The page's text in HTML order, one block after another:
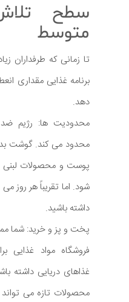
سطح
متوسط
تا زمانی که طرفداران
برنامه غذایی مقداری
دهد.
محدودیت ها: رژیم ضد
محدود می کند. گوشت
پوست و محصولات لبنی
شود. اما تقریباً هر روز
داشته باشید.
پخت و پز و خرید: شما
فروشگاه مواد غذایی
غذاهای دریایی داشته
محصولات تازه می تواند